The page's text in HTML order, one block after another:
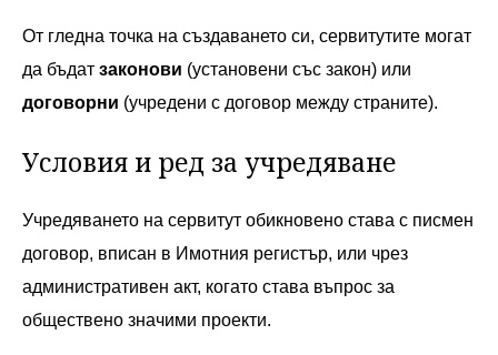
От гледна точка на създаването си, сервитутите могат
да бъдат законови (установени със закон) или
договорни (учредени с договор между страните).
Условия и ред за учредяване
Учредяването на сервитут обикновено става с писмен
договор, вписан в Имотния регистър, или чрез
административен акт, когато става въпрос за
обществено значими проекти.